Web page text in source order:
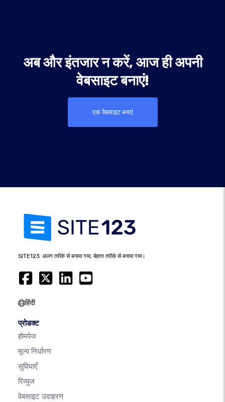
अब और इंतजार न करें, आज ही अपनी
वेबसाइट बनाएं!
एक वेबसाइट बनाएं
SITE123: अलग तरीके से बनाया गया, बेहतर तरीके से बनाया गया।
हिंदी
प्रोडक्ट
होमपेज
मूल्य निर्धारण
सुविधाएँ
रिव्युज
वेबसाइट उदाहरण